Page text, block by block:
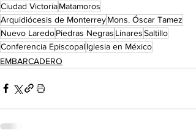
Ciudad VictoriaMatamoros
Arquidiócesis de MonterreyMons. Óscar Tamez
Nuevo LaredoPiedras Negras LinaresSaltillo
Conferencia EpiscopalIglesia en México
EMBARCADERO